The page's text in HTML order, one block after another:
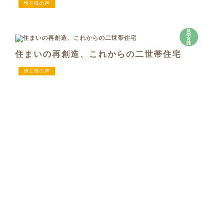
施主様の声
見
学
可
能
住まいの再創造、これからの二世帯住宅
施主様の声